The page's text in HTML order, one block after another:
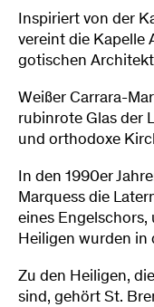
Inspiriert von der
vereint die Kapelle
gotischen
Weißer Carrara-
rubinrote Glas der
und orthodoxe
In den 1990er
Marquess die
eines
Heiligen wurden
Zu den Heiligen,
sind, gehört St.